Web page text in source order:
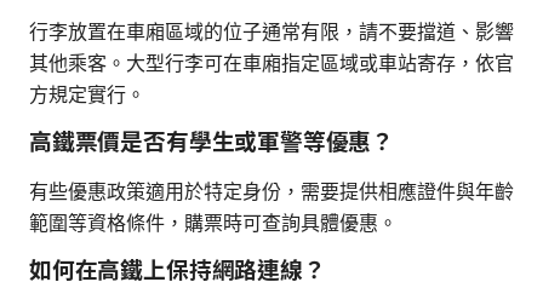
行李放置在車廂區域的位子通常有限，請不要擋道、影響
其他乘客。大型行李可在車廂指定區域或車站寄存，依官
方規定實行。
高鐵票價是否有學生或軍警等優惠？
有些優惠政策適用於特定身份，需要提供相應證件與年齡
範圍等資格條件，購票時可查詢具體優惠。
如何在高鐵上保持網路連線？